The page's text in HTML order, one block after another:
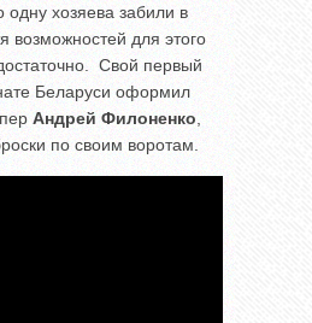
хозяева забили в
возможностей для этого
Свой первый
Беларуси оформил
Андрей Филоненко
по своим воротам.